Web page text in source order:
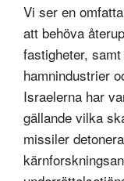
Vi ser en
att behöva
fastigheter,
hamnindustrier
Israelerna har
gällande vilka
missiler